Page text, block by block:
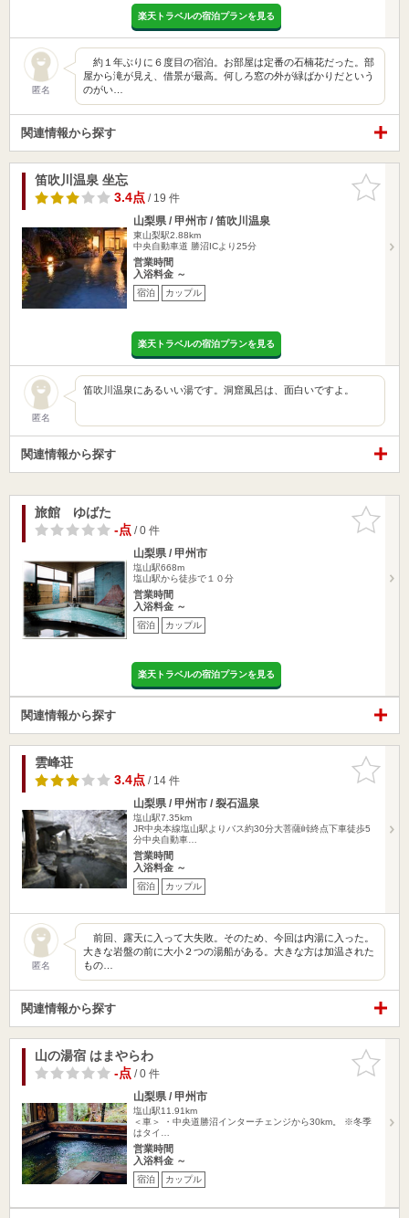
楽天トラベルの宿泊プランを見る
匿名
約１年ぶりに６度目の宿泊。お部屋は定番の石楠花だった。部
屋から滝が見え、借景が最高。何しろ窓の外が緑ばかりだという
のがい…
関連情報から探す
お気に入
りに追加
笛吹川温泉 坐忘
3.4点/ 19 件
山梨県 / 甲州市 / 笛吹川温泉
東山梨駅2.88km
中央自動車道 勝沼ICより25分
営業時間
入浴料金 ～
宿泊 カップル
楽天トラベルの宿泊プランを見る
匿名
笛吹川温泉にあるいい湯です。洞窟風呂は、面白いですよ。
関連情報から探す
お気に入
りに追加
旅館 ゆばた
-点/ 0 件
山梨県 / 甲州市
塩山駅668m
塩山駅から徒歩で１０分
営業時間
入浴料金 ～
宿泊 カップル
楽天トラベルの宿泊プランを見る
関連情報から探す
お気に入
りに追加
雲峰荘
3.4点/ 14 件
山梨県 / 甲州市 / 裂石温泉
塩山駅7.35km
JR中央本線塩山駅よりバス約30分大菩薩峠終点下車徒歩5
分中央自動車…
営業時間
入浴料金 ～
宿泊 カップル
匿名
前回、露天に入って大失敗。そのため、今回は内湯に入った。
大きな岩盤の前に大小２つの湯船がある。大きな方は加温された
もの…
関連情報から探す
お気に入
りに追加
山の湯宿 はまやらわ
-点/ 0 件
山梨県 / 甲州市
塩山駅11.91km
＜車＞ ・中央道勝沼インターチェンジから30km。 ※冬季
はタイ…
営業時間
入浴料金 ～
宿泊 カップル